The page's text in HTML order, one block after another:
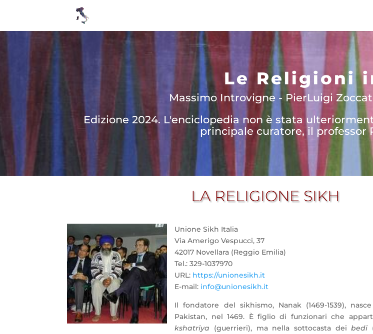
Le Religioni
Massimo Introvigne - PierLuigi
Edizione 2024. L'enciclopedia non è stata
principale curatore, il professor
LA RELIGIONE SIKH
Unione Sikh Italia
Via Amerigo Vespucci, 37
42017 Novellara (Reggio Emilia)
Tel.: 329-1037970
URL: https://unionesikh.it
E-mail: info@unionesikh.it
Il fondatore del sikhismo, Nanak (1469-1539),
Pakistan, nel 1469. È figlio di funzionari che
kshatriya (guerrieri), ma nella sottocasta deibedi